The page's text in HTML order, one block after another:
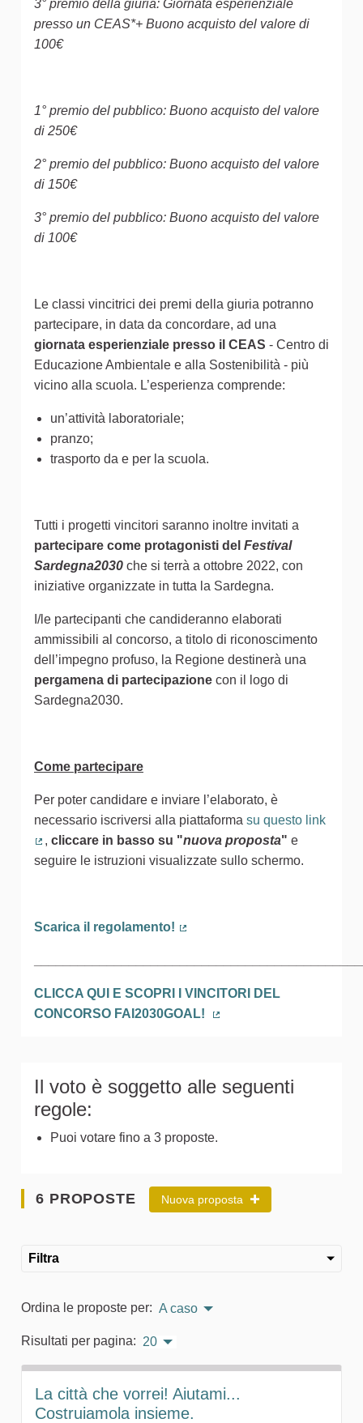
3° premio della giuria: Giornata esperienziale
presso un CEAS*+ Buono acquisto del valore di
100€
1° premio del pubblico: Buono acquisto del valore
di 250€
2° premio del pubblico: Buono acquisto del valore
di 150€
3° premio del pubblico: Buono acquisto del valore
di 100€
Le classi vincitrici dei premi della giuria potranno
partecipare, in data da concordare, ad una
giornata esperienziale presso il CEAS - Centro di
Educazione Ambientale e alla Sostenibilità - più
vicino alla scuola. L’esperienza comprende:
un’attività laboratoriale;
pranzo;
trasporto da e per la scuola.
Tutti i progetti vincitori saranno inoltre invitati a
partecipare come protagonisti del Festival
Sardegna2030 che si terrà a ottobre 2022, con
iniziative organizzate in tutta la Sardegna.
I/le partecipanti che candideranno elaborati
ammissibili al concorso, a titolo di riconoscimento
dell’impegno profuso, la Regione destinerà una
pergamena di partecipazione con il logo di
Sardegna2030.
Come partecipare
Per poter candidare e inviare l’elaborato, è
necessario iscriversi alla piattaforma su questo link
(Collegamento esterno)
, cliccare in basso su "nuova proposta" e
seguire le istruzioni visualizzate sullo schermo.
Scarica il regolamento!
CLICCA QUI E SCOPRI I VINCITORI DEL
CONCORSO FAI2030GOAL!
Il voto è soggetto alle seguenti
regole:
Puoi votare fino a 3 proposte.
6 PROPOSTE Nuova proposta
Filtra
Ordina le proposte per: A caso
Risultati per pagina: 20
La città che vorrei! Aiutami...
Costruiamola insieme.